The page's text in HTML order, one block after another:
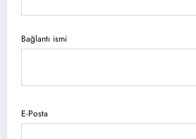
Bağlantı ismi
E-Posta